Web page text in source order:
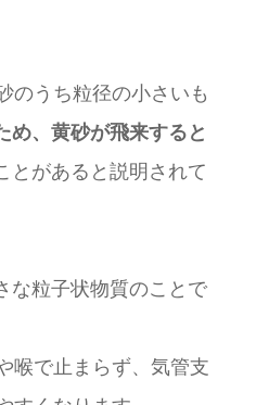
のうち粒径の小さいも
め、黄砂が飛来すると
とがあると説明されて
な粒子状物質のことで
喉で止まらず、気管支